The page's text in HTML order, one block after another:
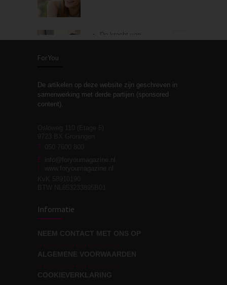
De kracht van
Stiefouderschap en
relaties
moeite!
Wat voor leider wil jij
zijn?
ForYou
De artikelen op deze website zijn geschreven in
samenwerking met derde partijen (sponsored
content).
T
E info@foryoumagazine.nl
www.foryoumagazine.nl
Informatie
NEEM CONTACT MET ONS OP
ALGEMENE VOORWAARDEN
COOKIEVERKLARING